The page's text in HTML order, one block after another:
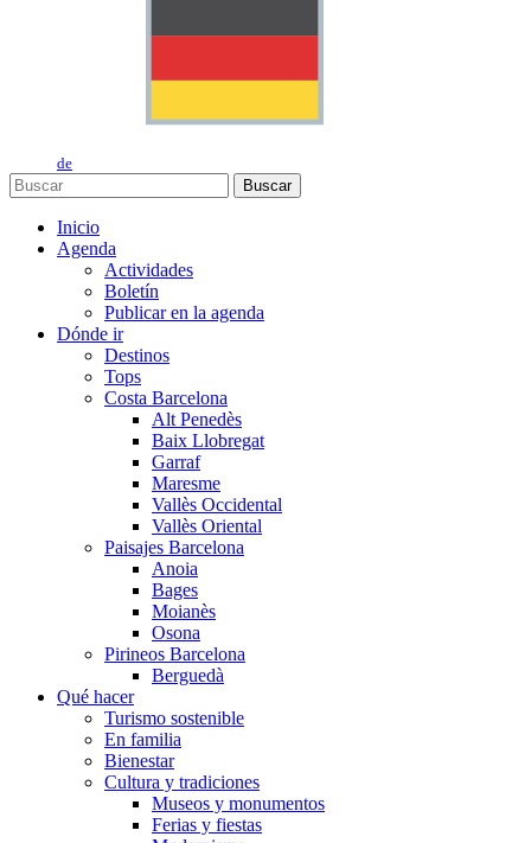
de
Buscar
Inicio
Agenda
Actividades
Boletín
Publicar en la agenda
Dónde ir
Destinos
Tops
Costa Barcelona
Alt Penedès
Baix Llobregat
Garraf
Maresme
Vallès Occidental
Vallès Oriental
Paisajes Barcelona
Anoia
Bages
Moianès
Osona
Pirineos Barcelona
Berguedà
Qué hacer
Turismo sostenible
En familia
Bienestar
Cultura y tradiciones
Museos y monumentos
Ferias y fiestas